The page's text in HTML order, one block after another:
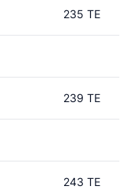
235 TE
239 TE
243 TE